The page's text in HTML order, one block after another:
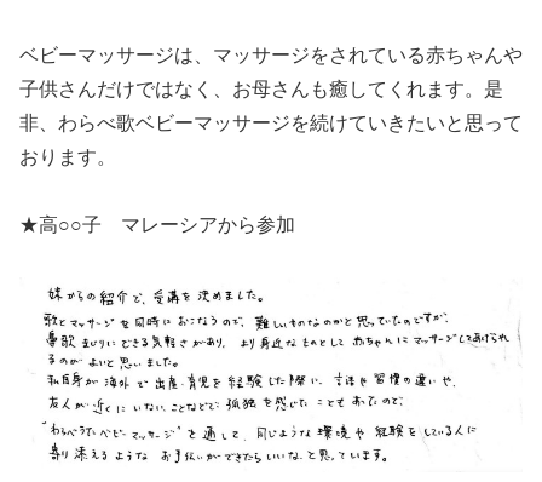
ベビーマッサージは、マッサージをされている赤ちゃんや
子供さんだけではなく、お母さんも癒してくれます。是
非、わらべ歌ベビーマッサージを続けていきたいと思って
おります。
★高○○子 マレーシアから参加